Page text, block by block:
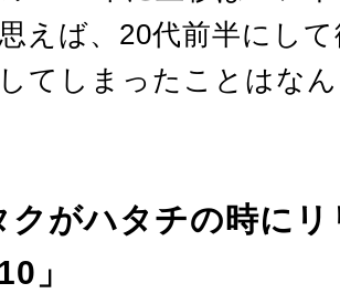
えば、20代前半にし
てしまったことはな
クがハタチの時に
」